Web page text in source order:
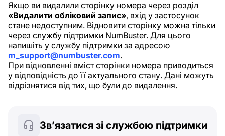
Якщо ви видалили сторінку номера через розділ
«Видалити обліковий запис», вхід у застосунок
стане недоступним. Відновити сторінку можна тільки
через службу підтримки NumBuster. Для цього
напишіть у службу підтримки за адресою
m_support@numbuster.com.
При відновленні вміст сторінки номера приводиться
у відповідність до її актуального стану. Дані можуть
відрізнятися від тих, що були до видалення.
Зв’язатися зі службою підтримки